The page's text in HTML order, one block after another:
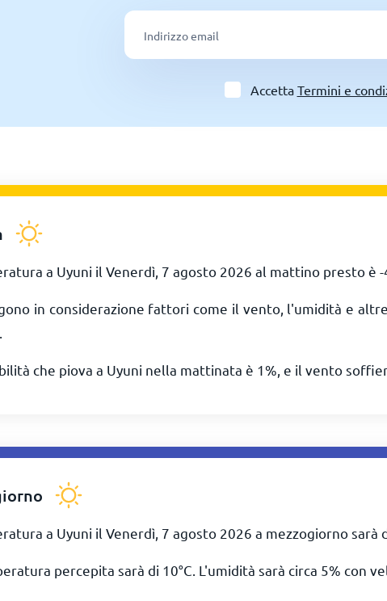
Accetta Termini e
a Uyuni il Venerdì, 7 agosto 2026 al mattino presto è -
in considerazione fattori come il vento, l'umidità e
che piova a Uyuni nella mattinata è 1%, e il vento
a Uyuni il Venerdì, 7 agosto 2026 a mezzogiorno sarà
percepita sarà di 10°C . L'umidità sarà circa 5% con